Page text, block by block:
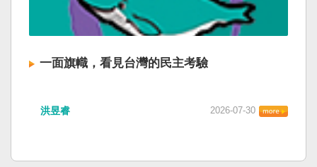
一面旗幟，看見台灣的民主考驗
洪昱睿 2026-07-30